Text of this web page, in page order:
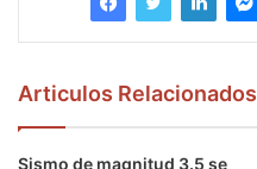
Articulos Relacionados
Sismo de magnitud 3.5 se